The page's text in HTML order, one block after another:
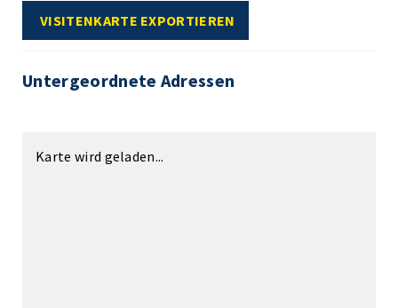
VISITENKARTE EXPORTIEREN
Untergeordnete Adressen
Karte wird geladen...